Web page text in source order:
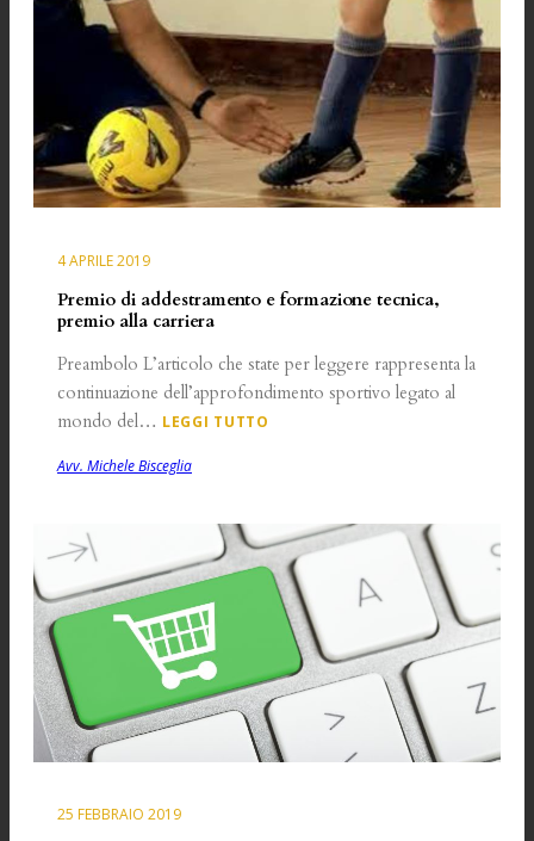
4 APRILE 2019
Premio di addestramento e formazione tecnica,
premio alla carriera
Preambolo L’articolo che state per leggere rappresenta la
continuazione dell’approfondimento sportivo legato al
mondo del… LEGGI TUTTO
Avv. Michele Bisceglia
25 FEBBRAIO 2019